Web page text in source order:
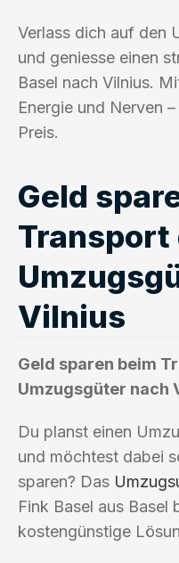
Verlass dich auf den
und geniesse einen
Basel nach Vilnius.
Energie und Nerven
Preis.
Geld
Transport
Vilnius
Geld sparen beim
Umzugsgüter nach
Du planst einen
und möchtest dabei
sparen? Das
Fink Basel aus Basel
kostengünstige